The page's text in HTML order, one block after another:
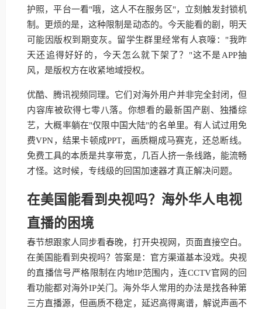
护照，平台一看"哦，这人不在服务区"，立刻触发封锁机
制。更烦的是，这种限制是动态的。今天能看的剧，明天
可能因版权到期变灰。留学生群里经常有人哀嚎："我昨
天还追得好好的，今天怎么就下架了？"这不是APP抽
风，是版权方在收紧地域授权。
优酷、腾讯视频同理。它们对海外用户并非完全封闭，但
内容库被砍得七零八落。你想看的最新国产剧、独播综
艺，大概率躺在"仅限中国大陆"的名单里。有人试过用免
费VPN，结果卡顿成PPT，画质糊成马赛克，还总断线。
免费工具的本质是共享带宽，几百人挤一条线路，能流畅
才怪。这时候，专线级的回国加速器才真正解决问题。
在美国能看到央视吗？海外华人电视
直播的困境
春节想跟家人同步看春晚，打开央视网，页面直接空白。
在美国能看到央视吗？答案是：官方渠道基本没戏。央视
的直播信号严格限制在内地IP范围内，连CCTV官网的回
看功能都对海外IP关门。海外华人常用的办法是找各种第
三方直播源，但画质不稳定，延迟高得离谱，解说声画不